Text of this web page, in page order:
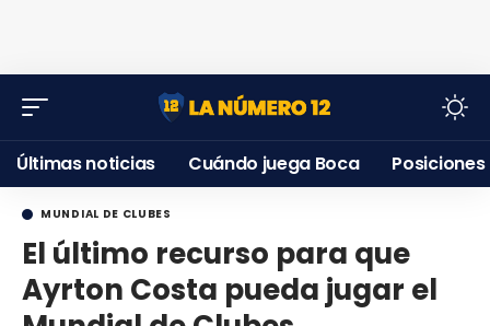
Últimas noticias Cuándo juega Boca Posiciones
MUNDIAL DE CLUBES
El último recurso para que
Ayrton Costa pueda jugar el